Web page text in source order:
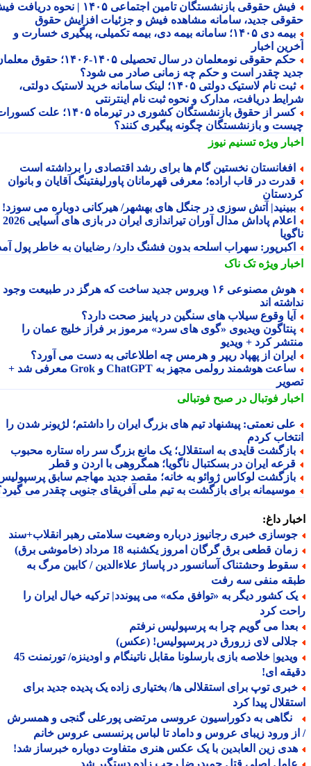
فیش حقوقی بازنشستگان تامین اجتماعی ۱۴۰۵ | نحوه دریافت فیش
جدید، سامانه مشاهده فیش و جزئیات افزایش حقوق
بیمه دی ۱۴۰۵؛ سامانه بیمه دی، بیمه تکمیلی، پیگیری خسارت و
اخبار
حکم حقوقی نومعلمان در سال تحصیلی ۱۴۰۵-۱۴۰۶؛ حقوق معلمان
چقدر است و حکم چه زمانی صادر می شود؟
ثبت نام لاستیک دولتی ۱۴۰۵؛ لینک سامانه خرید لاستیک دولتی،
دریافت، مدارک و نحوه ثبت نام اینترنتی
کسر از حقوق بازنشستگان کشوری در تیرماه ۱۴۰۵؛ علت کسورات
و بازنشستگان چگونه پیگیری کنند؟
ویژهتسنیم نیوز
نخستین گام ها برای رشد اقتصادی را برداشته است
در قاب اراده؛ معرفی قهرمانان پاورلیفتینگ آقایان و بانوان
آتش سوزی در جنگل های بهشهر/ هیرکانی دوباره می سوزد!
اعلام پاداش مدال آوران تیراندازی ایران در بازی های آسیایی 2026
سهراب اسلحه بدون فشنگ دارد/ رضاییان به خاطر پول آمد
ویژهتک ناک
هوش مصنوعی ۱۶ ویروس جدید ساخت که هرگز در طبیعت وجود
اند
وقوع سیلاب های سنگین در پاییز صحت دارد؟
ویدیوی «گوی های سرد» مرموز بر فراز خلیج عمان را
کرد + ویدیو
از پهپاد ریپر و هرمس چه اطلاعاتی به دست می آورد؟
ساعت هوشمند رولمی مجهز به ChatGPT و Grok معرفی شد +
فوتبال در صبح فوتبالی
نعمتی: پیشنهاد تیم های بزرگ ایران را داشتم؛ لژیونر شدن را
کردم
قایدی به استقلال؛ یک مانع بزرگ سر راه ستاره محبوب
ایران در بسکتبال ناگویا؛ همگروهی با اردن و قطر
لوکاس ژوائو به خانه؛ مقصد جدید مهاجم سابق پرسپولیس
برای بازگشت به تیم ملی آفریقای جنوبی چقدر می گیرد؟
داغ:
خبری رجانیوز درباره وضعیت سلامتی رهبر انقلاب+سند
قطعی برق گرگان امروز یکشنبه 18 مرداد (خاموشی برق)
وحشتناک آسانسور در پاساژ علاءالدین / کابین مرگ به
منفی سه رفت
کشور دیگر به «توافق مکه» می پیوندد| ترکیه خیال ایران را
کرد
می گویم چرا به پرسپولیس نرفتم
لای زرورق در پرسپولیس! (عکس)
ویدیو| خلاصه بازی بارسلونا مقابل ناتینگام و اودینزه/ تورنمنت 45
ای!
توپ برای استقلالی ها/ بختیاری زاده یک پدیده جدید برای
پیدا کرد
به دکوراسیون عروسی مرتضی پورعلی گنجی و همسرش
ورود زیبای عروس و داماد تا لباس پرنسسی عروس خانم
زین العابدین با یک عکس هنری متفاوت دوباره خبرساز شد!